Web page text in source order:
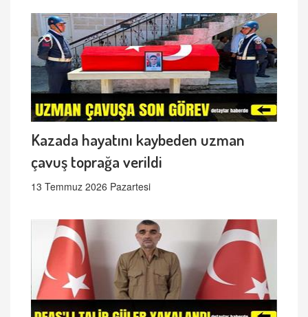
Kazada hayatını kaybeden uzman
çavuş toprağa verildi
13 Temmuz 2026 Pazartesi